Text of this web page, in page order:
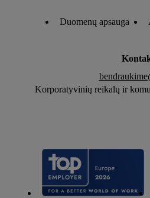
Duomenų apsauga
Korporatyvinių reikalų ir